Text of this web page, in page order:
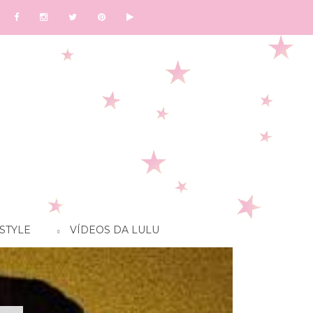
VÍDEOS DA LULU